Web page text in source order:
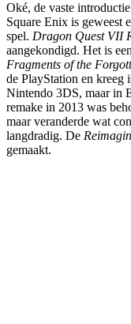
Oké, de vaste
Square Enix is geweest
spel. Dragon Quest VII
aangekondigd. Het is
Fragments of the
de PlayStation en kreeg
Nintendo 3DS, maar in
remake in 2013 was
maar veranderde wat
langdradig. De
gemaakt.